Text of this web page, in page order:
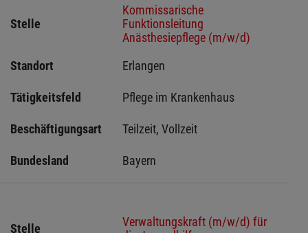
Stelle
Kommissarische
Funktionsleitung
Anästhesiepflege (m/w/d)
Standort
Erlangen
Tätigkeitsfeld Pflege im Krankenhaus
Beschäftigungsart Teilzeit, Vollzeit
Bundesland Bayern
Stelle
Verwaltungskraft (m/w/d) für